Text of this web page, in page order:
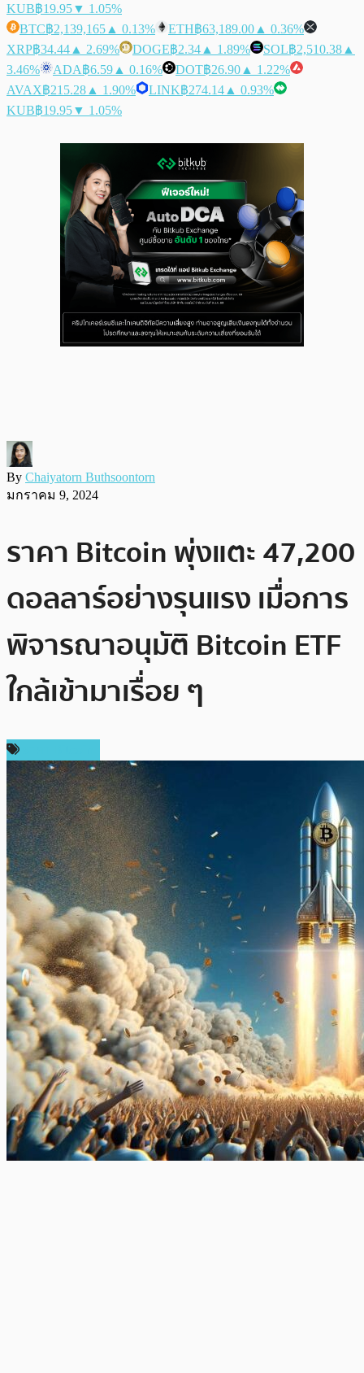
KUB฿19.95▼ 1.05%
BTC฿2,139,165 ▲ 0.13% ETH฿63,189.00 ▲ 0.36%
XRP฿34.44 ▲ 2.69% DOGE฿2.34 ▲ 1.89% SOL฿2,510.38 ▲
3.46%
ADA฿6.59 ▲ 0.16% DOT฿26.90 ▲ 1.22%
AVAX฿215.28 ▲ 1.90% LINK฿274.14 ▲ 0.93%
KUB฿19.95▼ 1.05%
By Chaiyatorn Buthsoontorn
มกราคม 9, 2024
ราคา Bitcoin พุ่งแตะ 47,200
ดอลลาร์อย่างรุนแรง เมื่อการ
พิจารณาอนุมัติ Bitcoin ETF
ใกล้เข้ามาเรื่อย ๆ